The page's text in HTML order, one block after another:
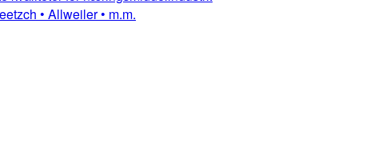
• Allweiler • m.m.